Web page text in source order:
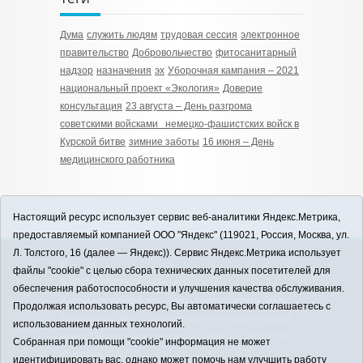
Дума служить людям трудовая сессия электронное
правительство Добровольчество фитосанитарный
надзор назначения эх Уборочная кампания – 2021
национальный проект «Экология» Доверие
консультация 23 августа – День разгрома
советскими войсками немецко‑фашистских войск в
Курской битве зимние заботы 16 июня – День
медицинского работника
12+
ЗАВОДОУКОВСК online / Новости
Заводоуковского муниципального округа, 2026
Учредитель: АНО "Информационно-издательский
центр "Заводоуковские вести". Главный редактор:
Настоящий ресурс использует сервис веб-аналитики Яндекс.Метрика,
предоставляемый компанией ООО "Яндекс" (119021, Россия, Москва, ул.
Л. Толстого, 16 (далее — Яндекс)). Сервис Яндекс.Метрика использует
файлы "cookie" с целью сбора технических данных посетителей для
обеспечения работоспособности и улучшения качества обслуживания.
Продолжая использовать ресурс, Вы автоматически соглашаетесь с
использованием данных технологий.
Собранная при помощи "cookie" информация не может
идентифицировать вас, однако может помочь нам улучшить работу